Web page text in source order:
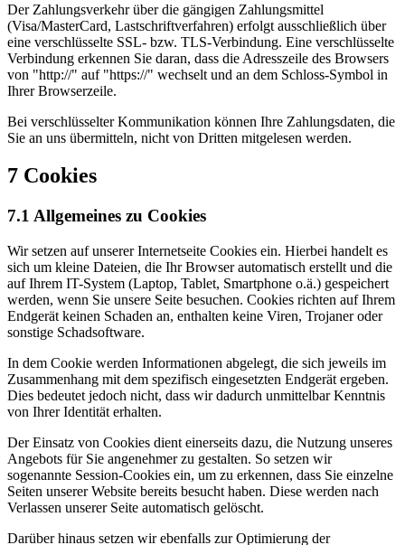
Der Zahlungsverkehr über die gängigen Zahlungsmittel
(Visa/MasterCard, Lastschriftverfahren) erfolgt ausschließlich über
eine verschlüsselte SSL- bzw. TLS-Verbindung. Eine verschlüsselte
Verbindung erkennen Sie daran, dass die Adresszeile des Browsers
von "http://" auf "https://" wechselt und an dem Schloss-Symbol in
Ihrer Browserzeile.
Bei verschlüsselter Kommunikation können Ihre Zahlungsdaten, die
Sie an uns übermitteln, nicht von Dritten mitgelesen werden.
7 Cookies
7.1 Allgemeines zu Cookies
Wir setzen auf unserer Internetseite Cookies ein. Hierbei handelt es
sich um kleine Dateien, die Ihr Browser automatisch erstellt und die
auf Ihrem IT-System (Laptop, Tablet, Smartphone o.ä.) gespeichert
werden, wenn Sie unsere Seite besuchen. Cookies richten auf Ihrem
Endgerät keinen Schaden an, enthalten keine Viren, Trojaner oder
sonstige Schadsoftware.
In dem Cookie werden Informationen abgelegt, die sich jeweils im
Zusammenhang mit dem spezifisch eingesetzten Endgerät ergeben.
Dies bedeutet jedoch nicht, dass wir dadurch unmittelbar Kenntnis
von Ihrer Identität erhalten.
Der Einsatz von Cookies dient einerseits dazu, die Nutzung unseres
Angebots für Sie angenehmer zu gestalten. So setzen wir
sogenannte Session-Cookies ein, um zu erkennen, dass Sie einzelne
Seiten unserer Website bereits besucht haben. Diese werden nach
Verlassen unserer Seite automatisch gelöscht.
Darüber hinaus setzen wir ebenfalls zur Optimierung der